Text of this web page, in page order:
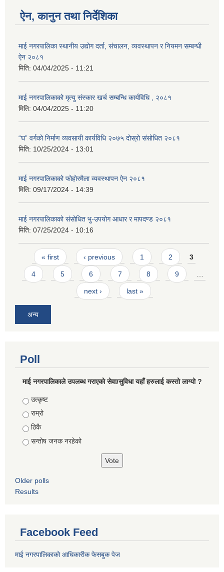
ऐन, कानुन तथा निर्देशिका
माई नगरपालिका स्थानीय उद्योग दर्ता, संचालन, व्यवस्थापन र नियमन सम्बन्धी
ऐन २०८१
मिति: 04/04/2025 - 11:21
माई नगरपालिकाको मृत्यु संस्कार खर्च सम्बन्धि कार्यविधि , २०८१
मिति: 04/04/2025 - 11:20
“घ” वर्गको निर्माण व्यवसायी कार्यविधि २०७५ दोस्रो संसोधित २०८१
मिति: 10/25/2024 - 13:01
माई नगरपालिकाको फोहोरमैला व्यवस्थापन ऐन २०८१
मिति: 09/17/2024 - 14:39
माई नगरपालिकाको संसोधित भु-उपयोग आधार र मापदण्ड २०८१
मिति: 07/25/2024 - 10:16
Pages
« first ‹ previous 1 2 3
4 5 6 7 8 9 …
next › last »
अन्य
Poll
माई नगरपालिकाले उपलब्ध गराएको सेवा/सुविधा यहाँ हरुलाई कस्तो लाग्यो ?
Choices
उत्कृष्ट
राम्रो
ठिकै
सन्तोष जनक नरहेको
Older polls
Results
Facebook Feed
माई नगरपालिकाको आधिकारीक फेसबुक पेज